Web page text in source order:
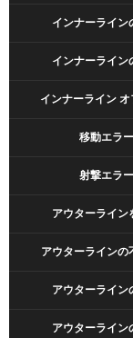
インナーライン
インナーライン
インナーライン オ
移動エラー
射撃エラー
アウターライン
アウターラインの
アウターライン
アウターライン